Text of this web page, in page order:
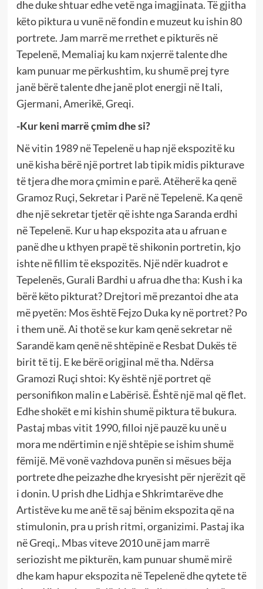
dhe duke shtuar edhe vetë nga imagjinata. Të gjitha
këto piktura u vunë në fondin e muzeut ku ishin 80
portrete. Jam marrë me rrethet e pikturës në
Tepelenë, Memaliaj ku kam nxjerrë talente dhe
kam punuar me përkushtim, ku shumë prej tyre
janë bërë talente dhe janë plot energji në Itali,
Gjermani, Amerikë, Greqi.
-Kur keni marrë çmim dhe si?
Në vitin 1989 në Tepelenë u hap një ekspozitë ku
unë kisha bërë një portret lab tipik midis pikturave
të tjera dhe mora çmimin e parë. Atëherë ka qenë
Gramoz Ruçi, Sekretar i Parë në Tepelenë. Ka qenë
dhe një sekretar tjetër që ishte nga Saranda erdhi
në Tepelenë. Kur u hap ekspozita ata u afruan e
panë dhe u kthyen prapë të shikonin portretin, kjo
ishte në fillim të ekspozitës. Një ndër kuadrot e
Tepelenës, Gurali Bardhi u afrua dhe tha: Kush i ka
bërë këto pikturat? Drejtori më prezantoi dhe ata
më pyetën: Mos është Fejzo Duka ky në portret? Po
i them unë. Ai thotë se kur kam qenë sekretar në
Sarandë kam qenë në shtëpinë e Resbat Dukës të
birit të tij. E ke bërë origjinal më tha. Ndërsa
Gramozi Ruçi shtoi: Ky është një portret që
personifikon malin e Labërisë. Është një mal që flet.
Edhe shokët e mi kishin shumë piktura të bukura.
Pastaj mbas vitit 1990, filloi një pauzë ku unë u
mora me ndërtimin e një shtëpie se ishim shumë
fëmijë. Më vonë vazhdova punën si mësues bëja
portrete dhe peizazhe dhe kryesisht për njerëzit që
i donin. U prish dhe Lidhja e Shkrimtarëve dhe
Artistëve ku me anë të saj bënim ekspozita që na
stimulonin, pra u prish ritmi, organizimi. Pastaj ika
në Greqi,. Mbas viteve 2010 unë jam marrë
seriozisht me pikturën, kam punuar shumë mirë
dhe kam hapur ekspozita në Tepelenë dhe qytete të